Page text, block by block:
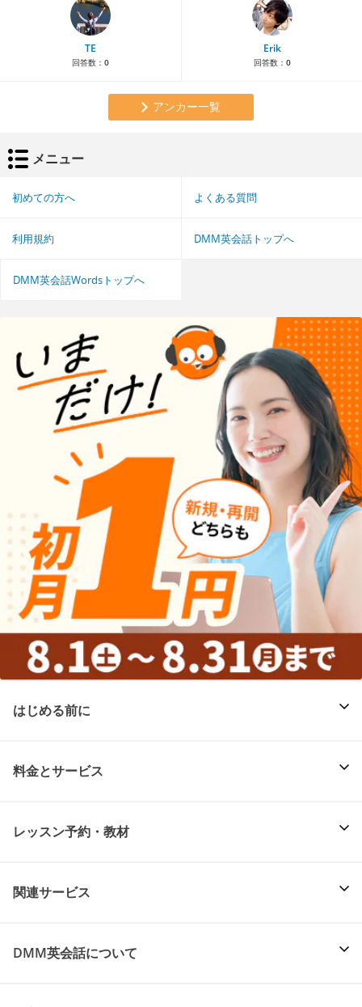
TE
回答数： 0
Erik
回答数： 0
アンカー一覧
メニュー
初めての方へ よくある質問
利用規約 DMM英会話トップへ
DMM英会話Wordsトップへ
はじめる前に
料金とサービス
レッスン予約・教材
関連サービス
DMM英会話について